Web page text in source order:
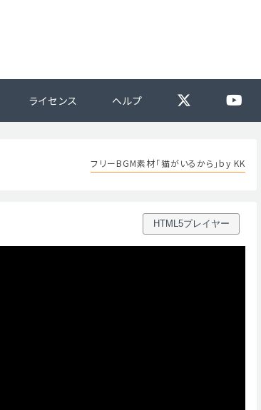
ライセンス ヘルプ
フリーBGM素材「猫がいるから」by KK
HTML5プレイヤー